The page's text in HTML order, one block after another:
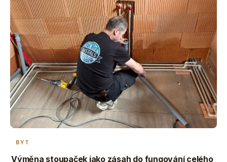
BYT
Výměna stoupaček jako zásah do fungování celého